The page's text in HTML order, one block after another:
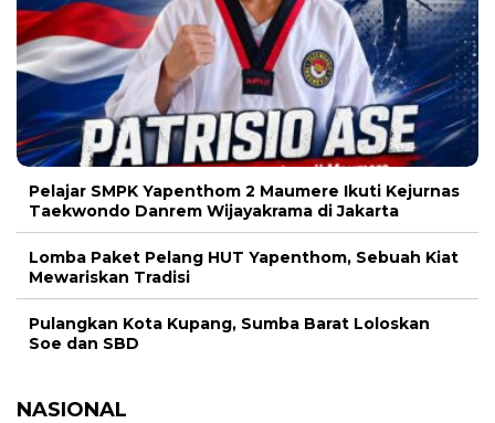
Pelajar SMPK Yapenthom 2 Maumere Ikuti Kejurnas
Taekwondo Danrem Wijayakrama di Jakarta
Lomba Paket Pelang HUT Yapenthom, Sebuah Kiat
Mewariskan Tradisi
Pulangkan Kota Kupang, Sumba Barat Loloskan
Soe dan SBD
NASIONAL